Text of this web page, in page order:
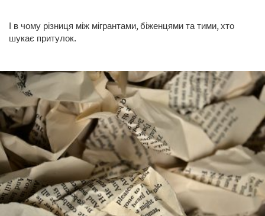
І в чому різниця між мігрантами, біженцями та тими, хто
шукає притулок.